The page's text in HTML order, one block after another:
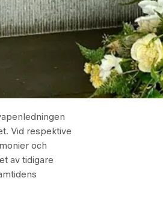
Vid respektive
och
av tidigare